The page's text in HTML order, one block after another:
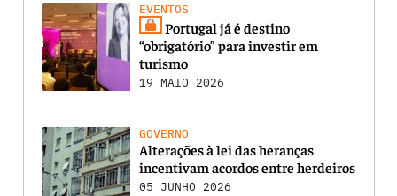
EVENTOS
Portugal já é destino
“obrigatório” para investir em
turismo
19 MAIO 2026
GOVERNO
Alterações à lei das heranças
incentivam acordos entre herdeiros
05 JUNHO 2026